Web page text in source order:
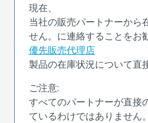
現在、
当社の販売パートナーから
せん。に連絡することをお
優先販売代理店
製品の在庫状況について直
ご注意:
すべてのパートナーが直接
ているわけではありません。